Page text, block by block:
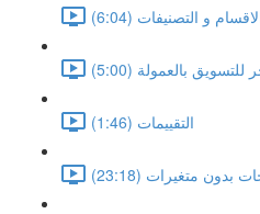
و التصنيفات (6:04)
بالعمولة (5:00)
التقييمات (1:46)
بدون متغيرات (23:18)